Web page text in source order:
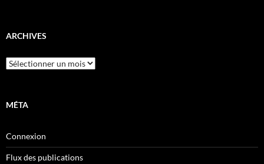
ARCHIVES
Archives
MÉTA
Connexion
Flux des publications